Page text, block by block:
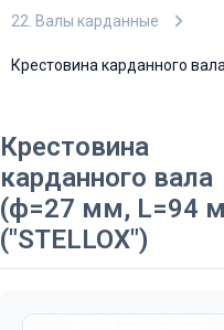
22. Валы карданные
Крестовина карданного
Крестовина
карданного вала
(ф=27 мм, L=94
("STELLOX")